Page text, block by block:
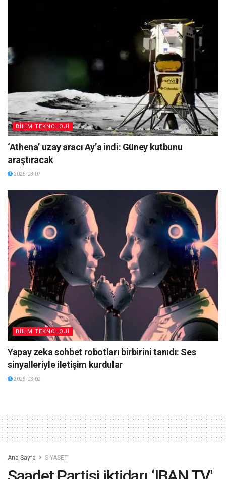
BİLİM TEKNOLOJİ
‘Athena’ uzay aracı Ay’a indi: Güney kutbunu
araştıracak
2025-03-07
BİLİM TEKNOLOJİ
Yapay zeka sohbet robotları birbirini tanıdı: Ses
sinyalleriyle iletişim kurdular
2025-03-02
Ana Sayfa SİYASET